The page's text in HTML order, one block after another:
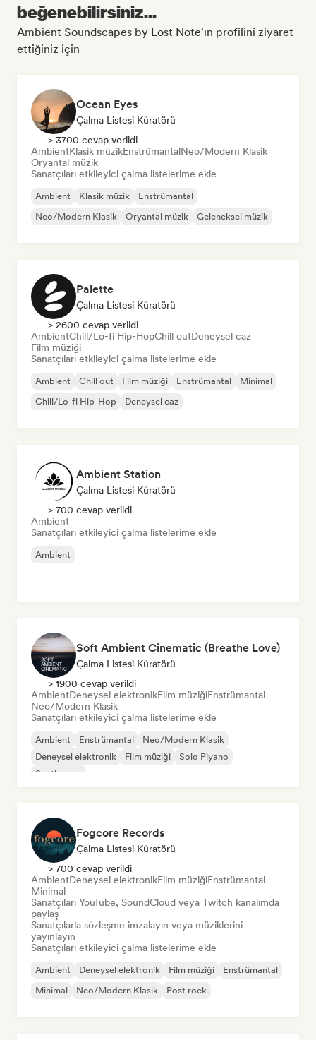
beğenebilirsiniz...
Ambient Soundscapes by Lost Note'ın profilini ziyaret
ettiğiniz için
Ocean Eyes
Çalma Listesi Küratörü
> 3700 cevap verildi
AmbientKlasik müzikEnstrümantalNeo/Modern Klasik
Oryantal müzik
Sanatçıları etkileyici çalma listelerime ekle
Ambient Klasik müzik
Enstrümantal
Neo/Modern Klasik
Oryantal müzik Geleneksel müzik
Palette
Çalma Listesi Küratörü
> 2600 cevap verildi
AmbientChill/Lo-fi Hip-HopChill outDeneysel caz
Film müziği
Sanatçıları etkileyici çalma listelerime ekle
Ambient Chill out Film müziği Enstrümantal
Minimal
Chill/Lo-fi Hip-Hop
Deneysel caz
Ambient Station
Çalma Listesi Küratörü
> 700 cevap verildi
Ambient
Sanatçıları etkileyici çalma listelerime ekle
Ambient
Soft Ambient Cinematic (Breathe Love)
Çalma Listesi Küratörü
> 1900 cevap verildi
AmbientDeneysel elektronikFilm müziğiEnstrümantal
Neo/Modern Klasik
Sanatçıları etkileyici çalma listelerime ekle
Ambient Enstrümantal
Neo/Modern Klasik
Deneysel elektronik
Film müziği
Solo Piyano
Synthwave
Fogcore Records
Çalma Listesi Küratörü
> 700 cevap verildi
AmbientDeneysel elektronikFilm müziğiEnstrümantal
Minimal
Sanatçıları YouTube, SoundCloud veya Twitch kanalımda
paylaş
Sanatçılarla sözleşme imzalayın veya müziklerini
yayınlayın
Sanatçıları etkileyici çalma listelerime ekle
Ambient Deneysel elektronik Film müziği
Enstrümantal
Minimal
Neo/Modern Klasik Post rock